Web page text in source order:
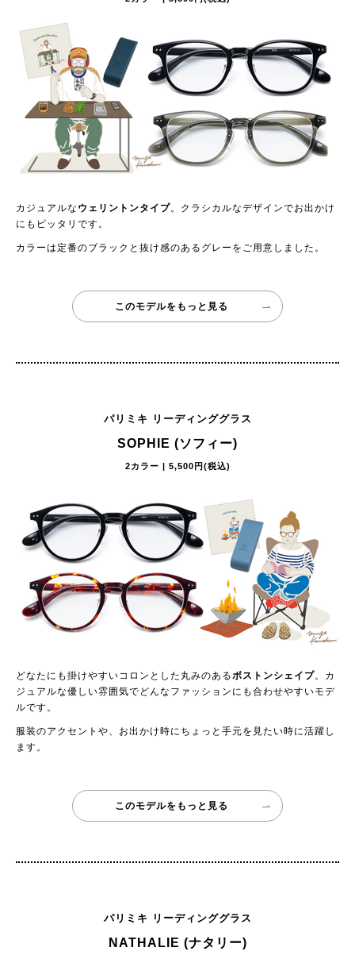
カジュアルな ウェリントンタイプ。クラシカルなデザインでお出かけ
にもピッタリです。
カラーは定番のブラックと抜け感のあるグレーをご用意しました。
このモデルをもっと見る
パリミキ リーディンググラス
SOPHIE (ソフィー)
2カラー | 5,500円(税込)
どなたにも掛けやすいコロンとした丸みのあるボストンシェイプ。カ
ジュアルな優しい雰囲気でどんなファッションにも合わせやすいモデ
ルです。
服装のアクセントや、お出かけ時にちょっと手元を見たい時に活躍し
ます。
このモデルをもっと見る
パリミキ リーディンググラス
NATHALIE (ナタリー)